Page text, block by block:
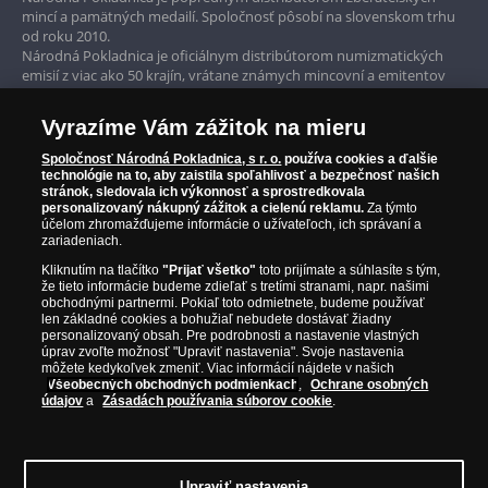
Garancia najvyššej kvality
Iba originálne produkty
mincí a pamätných medailí. Spoločnosť pôsobí na slovenskom trhu
od roku 2010.
Národná Pokladnica je oficiálnym distribútorom numizmatických
emisií z viac ako 50 krajín, vrátane známych mincovní a emitentov
ako je Britská kráľovská mincovňa, Kráľovská kanadská mincovňa,
Parížska mincovňa, Nórska mincovňa, Fínska mincovňa alebo
Austrálska mincovňa Perth. Spoločnosť svojim zákazníkom a
zberateľom garantuje, že všetky produkty sú v originálnej a v
prvotriednej kvalite, čo je doložené aj priloženým Certifikátom
autentickosti.
© Copyright 2026 - Národná Pokladnica, s. r. o.; Námestie Mateja Korvína 1,
Vyrazíme Vám zážitok na mieru
Spoločnosť Národná Pokladnica, s r. o. používa cookies a ďalšie
technológie na to, aby zaistila spoľahlivosť a bezpečnosť našich
stránok, sledovala ich výkonnosť a sprostredkovala
personalizovaný nákupný zážitok a cielenú reklamu. Za týmto
účelom zhromažďujeme informácie o užívateľoch, ich správaní a
zariadeniach.
Kliknutím na tlačítko"Prijať všetko" toto prijímate a súhlasíte s tým,
že tieto informácie budeme zdieľať s tretími stranami, napr. našimi
obchodnými partnermi. Pokiaľ toto odmietnete, budeme používať
len základné cookies a bohužiaľ nebudete dostávať žiadny
personalizovaný obsah. Pre podrobnosti a nastavenie vlastných
úprav zvoľte možnosť "Upraviť nastavenia". Svoje nastavenia
môžete kedykoľvek zmeniť. Viac informácií nájdete v našich
Všeobecných obchodných podmienkach ,
Ochrane osobných
údajov a Zásadách používania súborov cookie.